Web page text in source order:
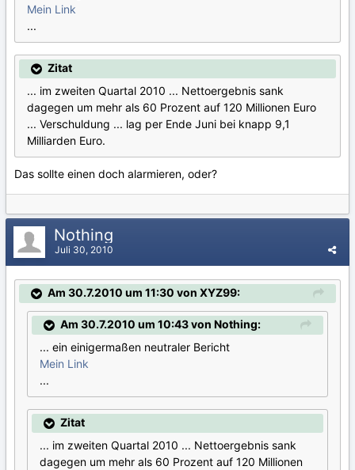
Mein Link
...
Zitat
... im zweiten Quartal 2010 ... Nettoergebnis sank
dagegen um mehr als 60 Prozent auf 120 Millionen Euro
... Verschuldung ... lag per Ende Juni bei knapp 9,1
Milliarden Euro.
Das sollte einen doch alarmieren, oder?
Nothing
Juli 30, 2010
Am 30.7.2010 um 11:30 von XYZ99:
Am 30.7.2010 um 10:43 von Nothing:
... ein einigermaßen neutraler Bericht
Mein Link
...
Zitat
... im zweiten Quartal 2010 ... Nettoergebnis sank
dagegen um mehr als 60 Prozent auf 120 Millionen